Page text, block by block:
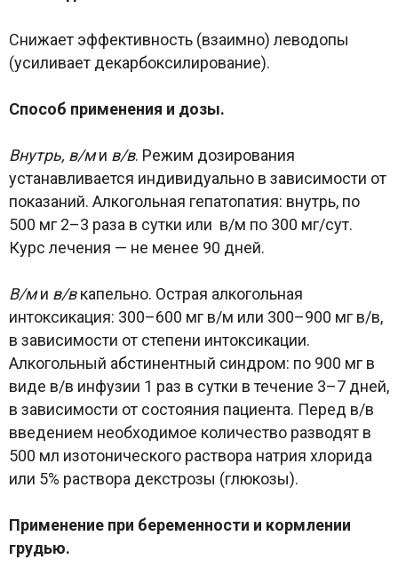
Снижает эффективность (взаимно) леводопы
(усиливает декарбоксилирование).
Способ применения и дозы.
Внутрь, в/ми в/в. Режим дозирования
устанавливается индивидуально в зависимости от
показаний. Алкогольная гепатопатия: внутрь, по
500 мг 2–3 раза в сутки или в/м по 300 мг/сут.
Курс лечения — не менее 90 дней.
В/ми в/вкапельно. Острая алкогольная
интоксикация: 300–600 мг в/м или 300–900 мг в/в,
в зависимости от степени интоксикации.
Алкогольный абстинентный синдром: по 900 мг в
виде в/в инфузии 1 раз в сутки в течение 3–7 дней,
в зависимости от состояния пациента. Перед в/в
введением необходимое количество разводят в
500 мл изотонического раствора натрия хлорида
или 5% раствора декстрозы (глюкозы).
Применение при беременности и кормлении
грудью.